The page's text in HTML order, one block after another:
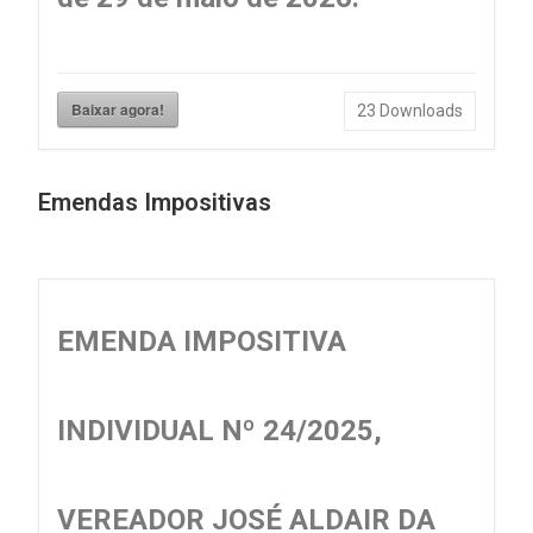
Baixar agora! 23 Downloads
Emendas Impositivas
EMENDA IMPOSITIVA
INDIVIDUAL Nº 24/2025,
VEREADOR JOSÉ ALDAIR DA